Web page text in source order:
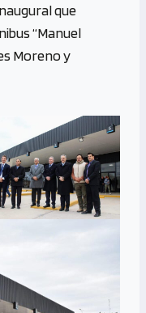
que
“Manuel
Moreno y